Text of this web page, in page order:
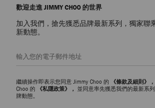
歡迎走進 JIMMY CHOO 的世界
加入我們，搶先獲悉品牌最新系列，獨家聯
新動態。
繼續操作即表示您同意 Jimmy Choo 的 《條款及細則》，
Choo 的
《私隱政策》， 並同意率先獲悉我們的最新系
牌動態。